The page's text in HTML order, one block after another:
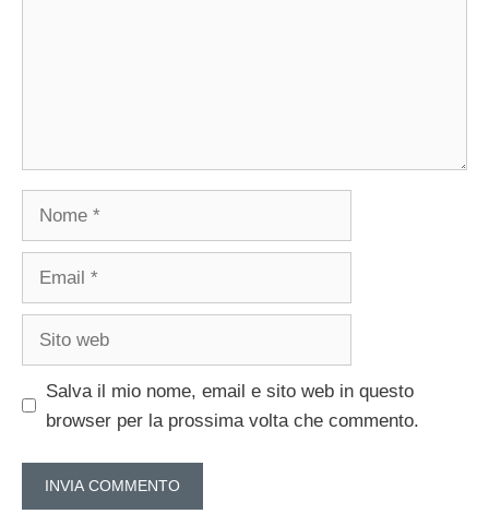
Nome
Email
Sito
Salva il mio nome, email e sito web in questo
browser per la prossima volta che commento.